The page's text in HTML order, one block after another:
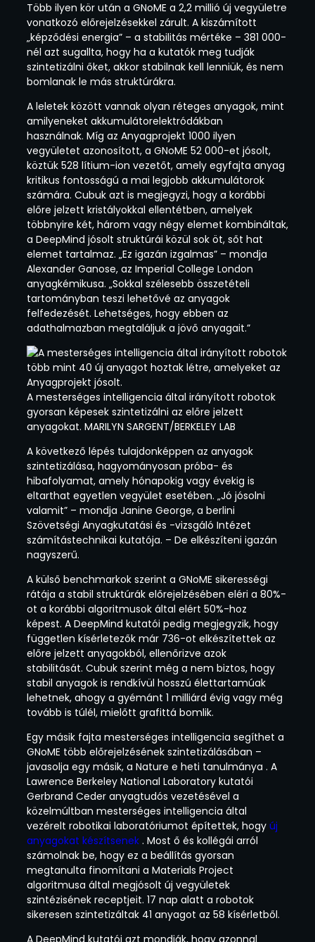
Több ilyen kör után a GNoME a 2,2 millió új vegyületre
vonatkozó előrejelzésekkel zárult. A kiszámított
„képződési energia” – a stabilitás mértéke – 381 000-
nél azt sugallta, hogy ha a kutatók meg tudják
szintetizálni őket, akkor stabilnak kell lenniük, és nem
bomlanak le más struktúrákra.
A leletek között vannak olyan réteges anyagok, mint
amilyeneket akkumulátorelektródákban
használnak. Míg az Anyagprojekt 1000 ilyen
vegyületet azonosított, a GNoME 52 000-et jósolt,
köztük 528 lítium-ion vezetőt, amely egyfajta anyag
kritikus fontosságú a mai legjobb akkumulátorok
számára. Cubuk azt is megjegyzi, hogy a korábbi
előre jelzett kristályokkal ellentétben, amelyek
többnyire két, három vagy négy elemet kombináltak,
a DeepMind jósolt struktúrái közül sok öt, sőt hat
elemet tartalmaz. „Ez igazán izgalmas” – mondja
Alexander Ganose, az Imperial College London
anyagkémikusa. „Sokkal szélesebb összetételi
tartományban teszi lehetővé az anyagok
felfedezését. Lehetséges, hogy ebben az
adathalmazban megtaláljuk a jövő anyagait.”
A mesterséges intelligencia által irányított robotok
gyorsan képesek szintetizálni az előre jelzett
anyagokat. MARILYN SARGENT/BERKELEY LAB
A következő lépés tulajdonképpen az anyagok
szintetizálása, hagyományosan próba- és
hibafolyamat, amely hónapokig vagy évekig is
eltarthat egyetlen vegyület esetében. „Jó jósolni
valamit” – mondja Janine George, a berlini
Szövetségi Anyagkutatási és -vizsgáló Intézet
számítástechnikai kutatója. – De elkészíteni igazán
nagyszerű.
A külső benchmarkok szerint a GNoME sikerességi
rátája a stabil struktúrák előrejelzésében eléri a 80%-
ot a korábbi algoritmusok által elért 50%-hoz
képest. A DeepMind kutatói pedig megjegyzik, hogy
független kísérletezők már 736-ot elkészítettek az
előre jelzett anyagokból, ellenőrizve azok
stabilitását. Cubuk szerint még a nem biztos, hogy
stabil anyagok is rendkívül hosszú élettartamúak
lehetnek, ahogy a gyémánt 1 milliárd évig vagy még
tovább is túlél, mielőtt grafittá bomlik.
Egy másik fajta mesterséges intelligencia segíthet a
GNoME több előrejelzésének szintetizálásában –
javasolja egy másik, a Nature e heti tanulmánya . A
Lawrence Berkeley National Laboratory kutatói
Gerbrand Ceder anyagtudós vezetésével a
közelmúltban mesterséges intelligencia által
vezérelt robotikai laboratóriumot építettek, hogy új
anyagokat készítsenek . Most ő és kollégái arról
számolnak be, hogy ez a beállítás gyorsan
megtanulta finomítani a Materials Project
algoritmusa által megjósolt új vegyületek
szintézisének receptjeit. 17 nap alatt a robotok
sikeresen szintetizáltak 41 anyagot az 58 kísérletből.